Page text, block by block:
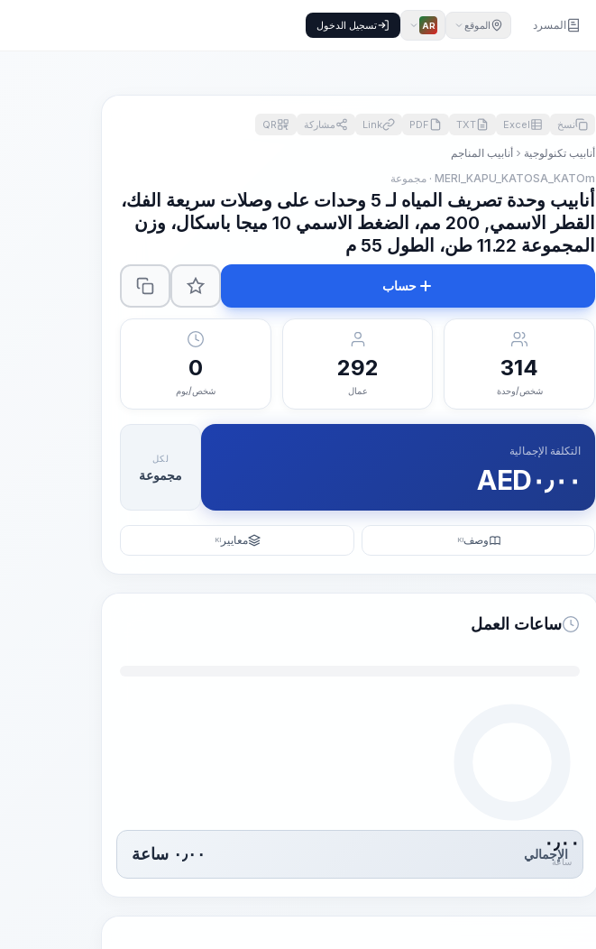
المسرد الموقع AR تسجيل الدخول
نسخ Excel
TXT
PDF
Link مشاركة QR
أنابيب تكنولوجية
أنابيب المناجم
MERI_KAPU_KATOSA_KATOm · مجموعة
أنابيب وحدة تصريف المياه لـ 5 وحدات على وصلات سريعة الفك،
القطر الاسمي, 200 مم، الضغط الاسمي 10 ميجا باسكال، وزن
المجموعة 11.22 طن، الطول 55 م
حساب
314
شخص/وحدة
292
عمال
0
شخص/يوم
التكلفة الإجمالية
AED٠٫٠٠
لكل
مجموعة
وصفKI معايير KI
ساعات العمل
٠٫٠٠
ساعة
الإجمالي ٠٫٠٠ ساعة